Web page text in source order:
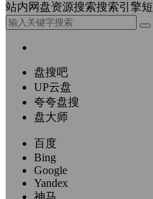
站内网盘资源搜索搜索引擎
盘搜吧
UP云盘
夸夸盘搜
盘大师
百度
Bing
Google
Yandex
神马